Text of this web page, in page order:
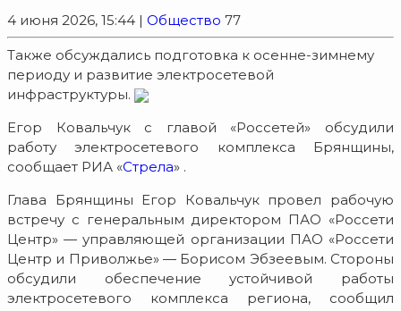
4 июня 2026, 15:44 | Общество 77
Также обсуждались подготовка к осенне-зимнему
периоду и развитие электросетевой
инфраструктуры.
Егор Ковальчук с главой «Россетей» обсудили
работу электросетевого комплекса Брянщины,
сообщает РИА «Стрела» .
Глава Брянщины Егор Ковальчук провел рабочую
встречу с генеральным директором ПАО «Россети
Центр» — управляющей организации ПАО «Россети
Центр и Приволжье» — Борисом Эбзеевым. Стороны
обсудили обеспечение устойчивой работы
электросетевого комплекса региона, сообщил